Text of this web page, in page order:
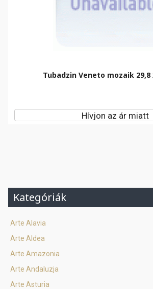
Tubadzin Veneto mozaik 29,8
Hívjon az ár miatt
Kategóriák
Arte Alavia
Arte Aldea
Arte Amazonia
Arte Andaluzja
Arte Asturia